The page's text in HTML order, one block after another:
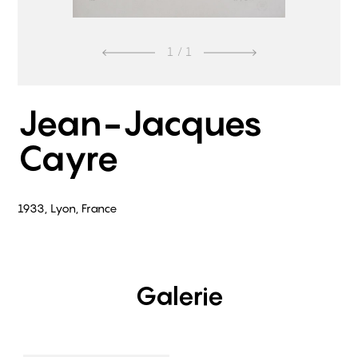
1 / 1
Jean-Jacques
Cayre
1933, Lyon, France
Galerie